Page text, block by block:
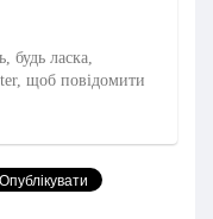
будь ласка,
щоб повідомити